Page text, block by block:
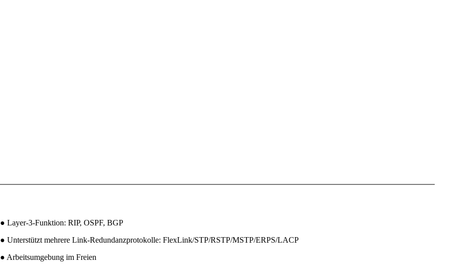
● Layer-3-Funktion: RIP, OSPF, BGP
● Unterstützt mehrere Link-Redundanzprotokolle: FlexLink/STP/RSTP/MSTP/ERPS/LACP
● Arbeitsumgebung im Freien